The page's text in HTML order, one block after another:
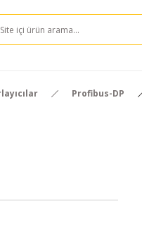
Profibus-DP